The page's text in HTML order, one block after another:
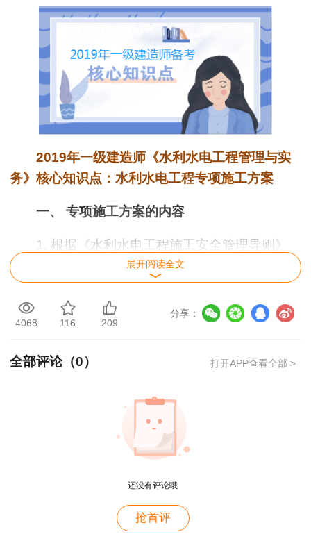
2019年一级建造师《水利水电工程管理与实
务》核心知识点：水利水电工程专项施工方案
一、 专项施工方案的内容
1. 根据《水利水电工程施工安全管理导则》
SL721-2015，施工单位应在施工前，对达到一定
规模的危险性较大的单项工程编制专项施工方案；
对于超过一定规模的危险性较大的单项工程，施工
单位应组织专家对专项施工方案进行审查论证。
2. 专项施工方案应包括以下内容：工程概
全保证措施；劳动力计划；设计计算书及相关图纸
二、 专项施工方案有关程序要求
1. 专项施工方案应由施工单位技术负责人组
织施工技术、安全、质量等部门的专业技术人员进
行审核。经审核合格的，应由施工单位技术负责人
展开阅读全文
4068 116 209
分享：
全部评论（0） 打开APP查看全部 >
还没有评论哦
抢首评
老师讲的深入浅出，风趣幽默。编的记忆口诀也很助